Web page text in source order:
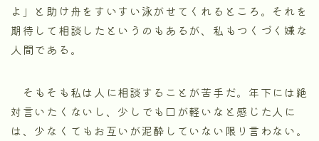
よ」と助け舟をすいすい泳がせてくれるところ。それを
期待して相談したというのもあるが、私もつくづく嫌な
人間である。
そもそも私は人に相談することが苦手だ。年下には絶
対言いたくないし、少しでも口が軽いなと感じた人に
は、少なくてもお互いが泥酔していない限り言わない。